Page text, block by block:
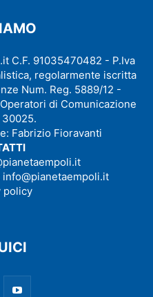
C.F. 91035470482 - P.Iva
regolarmente iscritta
Num. Reg. 5889/12 -
di Comunicazione
Fabrizio Fioravanti
info@pianetaempoli.it
policy